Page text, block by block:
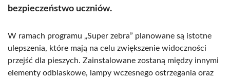
bezpieczeństwo uczniów.
W ramach programu „Super zebra” planowane są istotne
ulepszenia, które mają na celu zwiększenie widoczności
przejść dla pieszych. Zainstalowane zostaną między innymi
elementy odblaskowe, lampy wczesnego ostrzegania oraz